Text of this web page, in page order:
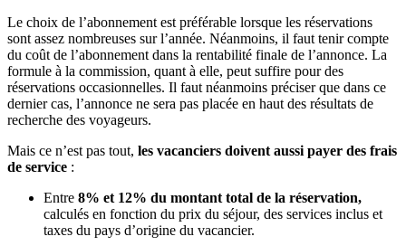
Le choix de l’abonnement est préférable lorsque les réservations
sont assez nombreuses sur l’année. Néanmoins, il faut tenir compte
du coût de l’abonnement dans la rentabilité finale de l’annonce. La
formule à la commission, quant à elle, peut suffire pour des
réservations occasionnelles. Il faut néanmoins préciser que dans ce
dernier cas, l’annonce ne sera pas placée en haut des résultats de
recherche des voyageurs.
Mais ce n’est pas tout, les vacanciers doivent aussi payer des frais
de service :
Entre 8% et 12% du montant total de la réservation,
calculés en fonction du prix du séjour, des services inclus et
taxes du pays d’origine du vacancier.